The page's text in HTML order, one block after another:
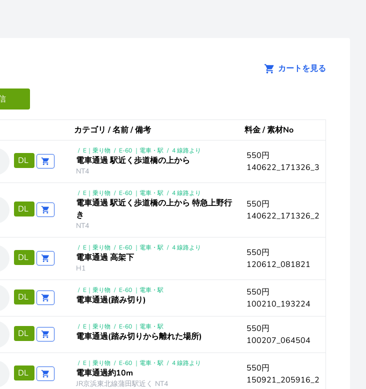
カートを見る
カテゴリ / 名前 / 備考 料金 / 素材No
DL
/ E｜乗り物 / E-60 ｜電車・駅 / 4 線路より
電車通過 駅近く歩道橋の上から
NT4
550円
140622_171326_3
DL
/ E｜乗り物 / E-60 ｜電車・駅 / 4 線路より
電車通過 駅近く歩道橋の上から 特急上野行
き
NT4
550円
140622_171326_2
DL
/ E｜乗り物 / E-60 ｜電車・駅 / 4 線路より
電車通過 高架下
H1
550円
120612_081821
DL
/ E｜乗り物 / E-60 ｜電車・駅
電車通過(踏み切り)
550円
100210_193224
DL
/ E｜乗り物 / E-60 ｜電車・駅
電車通過(踏み切りから離れた場所)
550円
100207_064504
DL
/ E｜乗り物 / E-60 ｜電車・駅 / 4 線路より
電車通過約10m
JR京浜東北線蒲田駅近く NT4
550円
150921_205916_2